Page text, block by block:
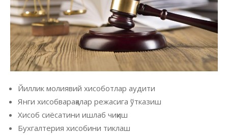
Йиллик молиявий хисоботлар аудити
Янги хисобварақалар режасига ўтказиш
Хисоб сиёсатини ишлаб чиқиш
Бухгалтерия хисобини тиклаш